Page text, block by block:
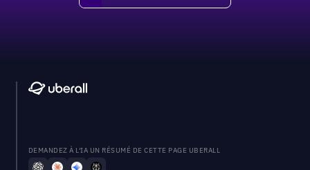
DEMANDEZ À L'IA UN RÉSUMÉ DE CETTE PAGE UBERALL